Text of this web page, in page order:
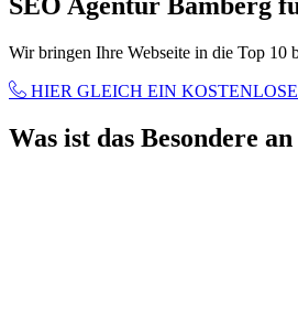
Wir bringen Ihre Webseite in die Top 10
HIER GLEICH EIN
Was ist das Besondere